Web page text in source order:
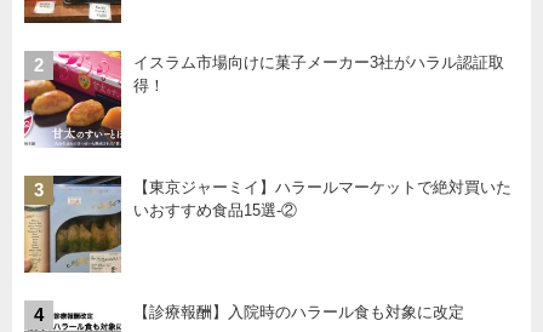
2
イスラム市場向けに菓子メーカー3社がハラル認証取
得！
3
【東京ジャーミイ】ハラールマーケットで絶対買いた
いおすすめ食品15選-②
4 【診療報酬】入院時のハラール食も対象に改定